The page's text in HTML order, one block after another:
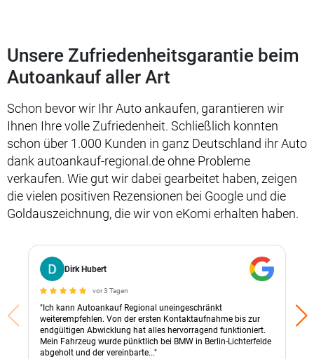
Unsere Zufriedenheitsgarantie beim
Autoankauf aller Art
Schon bevor wir Ihr Auto ankaufen, garantieren wir
Ihnen Ihre volle Zufriedenheit. Schließlich konnten
schon über 1.000 Kunden in ganz Deutschland ihr Auto
dank autoankauf-regional.de ohne Probleme
verkaufen. Wie gut wir dabei gearbeitet haben, zeigen
die vielen positiven Rezensionen bei Google und die
Goldauszeichnung, die wir von eKomi erhalten haben.
Dirk Hubert
vor 3 Tagen
"Ich kann Autoankauf Regional uneingeschränkt
weiterempfehlen. Von der ersten Kontaktaufnahme bis zur
endgültigen Abwicklung hat alles hervorragend funktioniert.
Mein Fahrzeug wurde pünktlich bei BMW in Berlin-Lichterfelde
abgeholt und der vereinbarte..."